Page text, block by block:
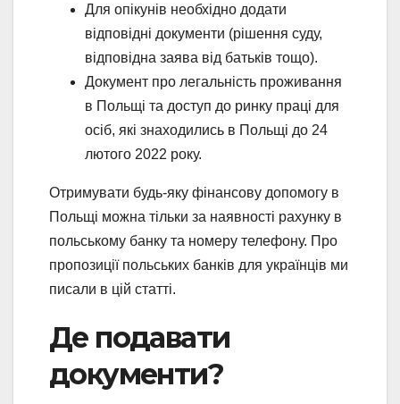
Для опікунів необхідно додати
відповідні документи (рішення суду,
відповідна заява від батьків тощо).
Документ про легальність проживання
в Польщі та доступ до ринку праці для
осіб, які знаходились в Польщі до 24
лютого 2022 року.
Отримувати будь-яку фінансову допомогу в
Польщі можна тільки за наявності рахунку в
польському банку та номеру телефону. Про
пропозиції польських банків для українців ми
писали в цій статті.
Де подавати
документи?